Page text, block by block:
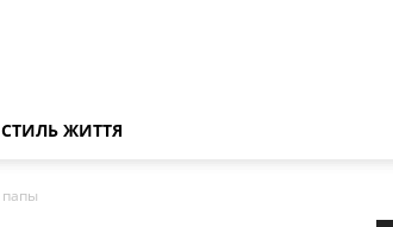
СТИЛЬ ЖИТТЯ